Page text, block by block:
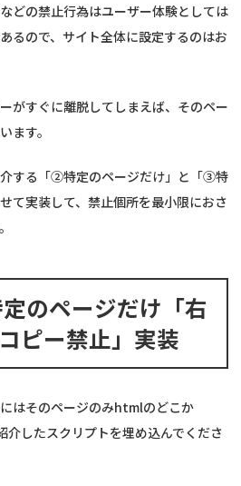
どの禁止行為はユーザー体験としては
るので、サイト全体に設定するのはお
がすぐに離脱してしまえば、そのペー
ます。
する「②特定のページだけ」と「③特
て実装して、禁止個所を最小限におさ
のページだけ「右
ピー禁止」実装
はそのページのみhtmlのどこか
したスクリプトを埋め込んでくださ